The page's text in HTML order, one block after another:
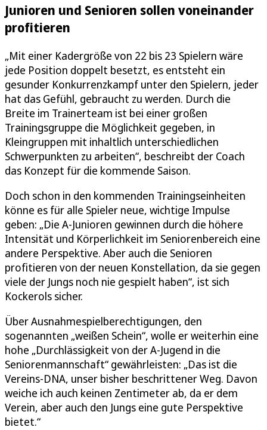
Junioren und Senioren sollen voneinander
profitieren
„Mit einer Kadergröße von 22 bis 23 Spielern wäre
jede Position doppelt besetzt, es entsteht ein
gesunder Konkurrenzkampf unter den Spielern, jeder
hat das Gefühl, gebraucht zu werden. Durch die
Breite im Trainerteam ist bei einer großen
Trainingsgruppe die Möglichkeit gegeben, in
Kleingruppen mit inhaltlich unterschiedlichen
Schwerpunkten zu arbeiten“, beschreibt der Coach
das Konzept für die kommende Saison.
Doch schon in den kommenden Trainingseinheiten
könne es für alle Spieler neue, wichtige Impulse
geben: „Die A-Junioren gewinnen durch die höhere
Intensität und Körperlichkeit im Seniorenbereich eine
andere Perspektive. Aber auch die Senioren
profitieren von der neuen Konstellation, da sie gegen
viele der Jungs noch nie gespielt haben“, ist sich
Kockerols sicher.
Über Ausnahmespielberechtigungen, den
sogenannten „weißen Schein“, wolle er weiterhin eine
hohe „Durchlässigkeit von der A-Jugend in die
Seniorenmannschaft“ gewährleisten: „Das ist die
Vereins-DNA, unser bisher beschrittener Weg. Davon
weiche ich auch keinen Zentimeter ab, da er dem
Verein, aber auch den Jungs eine gute Perspektive
bietet.“